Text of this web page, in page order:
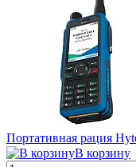
Портативная рация
В корзину